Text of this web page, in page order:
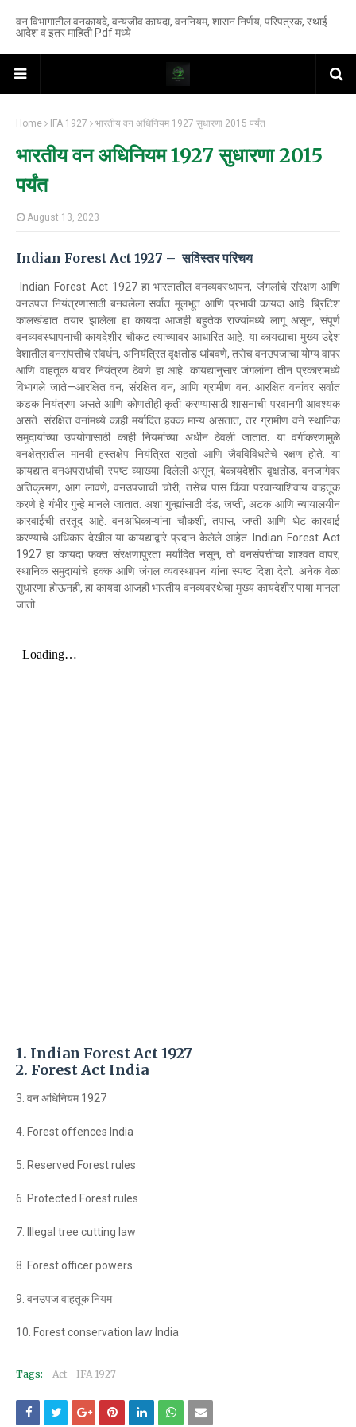
वन विभागातील वनकायदे, वन्यजीव कायदा, वननियम, शासन निर्णय, परिपत्रक, स्थाई
आदेश व इतर माहिती Pdf मध्ये
Home IFA 1927 भारतीय वन अधिनियम 1927 सुधारणा 2015 पर्यंत
भारतीय वन अधिनियम 1927 सुधारणा 2015
पर्यंत
August 13, 2023
Indian Forest Act 1927 – सविस्तर परिचय
Indian Forest Act 1927 हा भारतातील वनव्यवस्थापन, जंगलांचे संरक्षण आणि
वनउपज नियंत्रणासाठी बनवलेला सर्वात मूलभूत आणि प्रभावी कायदा आहे. ब्रिटिश
कालखंडात तयार झालेला हा कायदा आजही बहुतेक राज्यांमध्ये लागू असून, संपूर्ण
वनव्यवस्थापनाची कायदेशीर चौकट त्याच्यावर आधारित आहे. या कायद्याचा मुख्य उद्देश
देशातील वनसंपत्तीचे संवर्धन, अनियंत्रित वृक्षतोड थांबवणे, तसेच वनउपजाचा योग्य वापर
आणि वाहतूक यांवर नियंत्रण ठेवणे हा आहे. कायद्यानुसार जंगलांना तीन प्रकारांमध्ये
विभागले जाते—आरक्षित वन, संरक्षित वन, आणि ग्रामीण वन. आरक्षित वनांवर सर्वात
कडक नियंत्रण असते आणि कोणतीही कृती करण्यासाठी शासनाची परवानगी आवश्यक
असते. संरक्षित वनांमध्ये काही मर्यादित हक्क मान्य असतात, तर ग्रामीण वने स्थानिक
समुदायांच्या उपयोगासाठी काही नियमांच्या अधीन ठेवली जातात. या वर्गीकरणामुळे
वनक्षेत्रातील मानवी हस्तक्षेप नियंत्रित राहतो आणि जैवविविधतेचे रक्षण होते. या
कायद्यात वनअपराधांची स्पष्ट व्याख्या दिलेली असून, बेकायदेशीर वृक्षतोड, वनजागेवर
अतिक्रमण, आग लावणे, वनउपजाची चोरी, तसेच पास किंवा परवान्याशिवाय वाहतूक
करणे हे गंभीर गुन्हे मानले जातात. अशा गुन्ह्यांसाठी दंड, जप्ती, अटक आणि न्यायालयीन
कारवाईची तरतूद आहे. वनअधिकाऱ्यांना चौकशी, तपास, जप्ती आणि थेट कारवाई
करण्याचे अधिकार देखील या कायद्याद्वारे प्रदान केलेले आहेत. Indian Forest Act
1927 हा कायदा फक्त संरक्षणापुरता मर्यादित नसून, तो वनसंपत्तीचा शाश्वत वापर,
स्थानिक समुदायांचे हक्क आणि जंगल व्यवस्थापन यांना स्पष्ट दिशा देतो. अनेक वेळा
सुधारणा होऊनही, हा कायदा आजही भारतीय वनव्यवस्थेचा मुख्य कायदेशीर पाया मानला
जातो.
1. Indian Forest Act 1927
2. Forest Act India
3. वन अधिनियम 1927
4. Forest offences India
5. Reserved Forest rules
6. Protected Forest rules
7. Illegal tree cutting law
8. Forest officer powers
9. वनउपज वाहतूक नियम
10. Forest conservation law India
Tags: Act IFA 1927